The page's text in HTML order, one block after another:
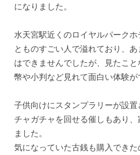
になりました。
水天宮駅近くのロイヤルパーク
とものすごい人で溢れており、
はできませんでしたが、見たこ
幣や小判など見れて面白い体験が
子供向けにスタンプラリーが設
チャガチャを回せる催しもあり
ました。
気になっていた古銭も購入でき